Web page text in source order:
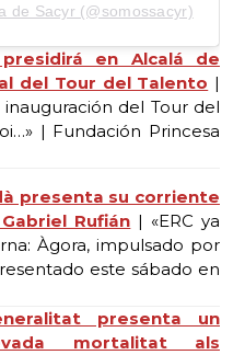
de Sacyr (@somossacyr)
en Alcalá de
del Tour del Talento |
del Tour del
| Fundación Princesa
presenta su corriente
Rufián | «ERC ya
Àgora, impulsado por
este sábado en
presenta un
mortalitat als